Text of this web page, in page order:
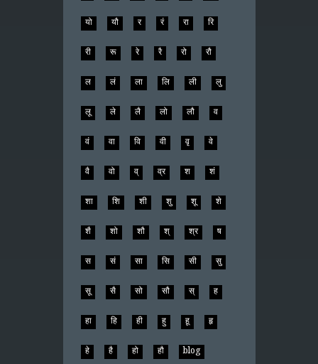
यो यौ र रं रा रि
री रू रे रै रो रौ
ल लं ला लि ली लु
लू ले लै लो लौ व
वं वा वि वी वृ वे
वै वो व् व्र श शं
शा शि शी शु शू शे
शै शो शौ श् श्र ष
स सं सा सि सी सु
सू सै सो सौ स् ह
हा हि ही हु हू हृ
हे है हो हौ blog